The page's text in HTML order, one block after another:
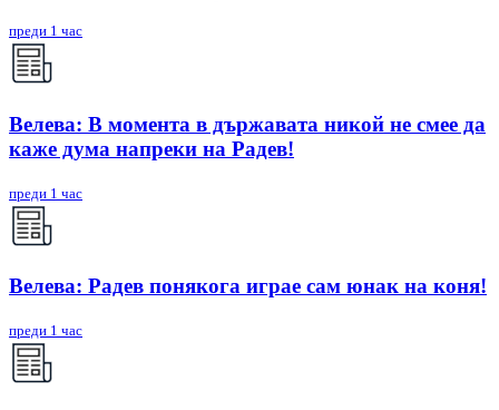
преди 1 час
Велева: В момента в държавата никой не смее да
каже дума напреки на Радев!
преди 1 час
Велева: Радев понякога играе сам юнак на коня!
преди 1 час